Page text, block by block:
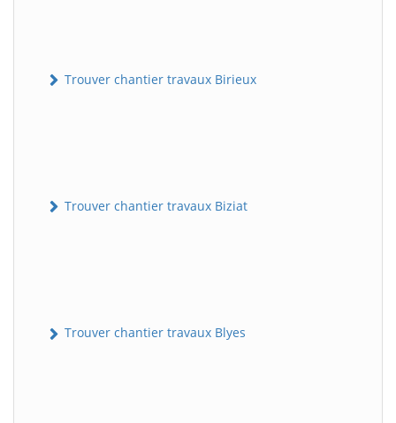
Trouver chantier travaux Birieux
Trouver chantier travaux Biziat
Trouver chantier travaux Blyes